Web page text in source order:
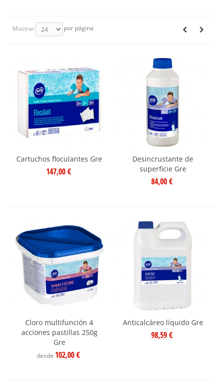
Mostrar por página
Cartuchos floculantes Gre
147,00 €
Desincrustante de
superficie Gre
84,00 €
Cloro multifunción 4
acciones pastillas 250g
Gre
desde 102,00 €
Anticalcáreo líquido Gre
98,59 €